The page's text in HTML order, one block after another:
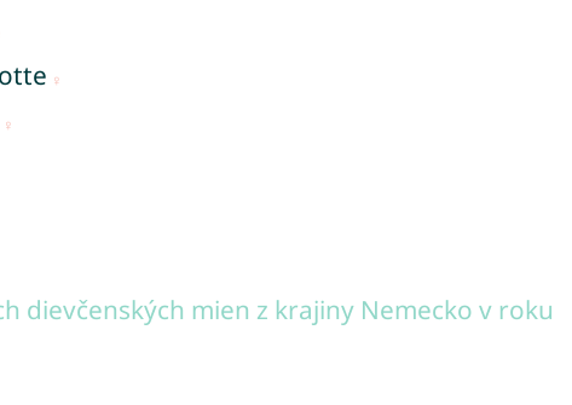
dievčenských mien z krajiny Nemecko v roku